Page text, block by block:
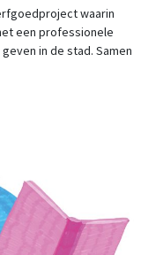
waarin
een professionele
in de stad. Samen